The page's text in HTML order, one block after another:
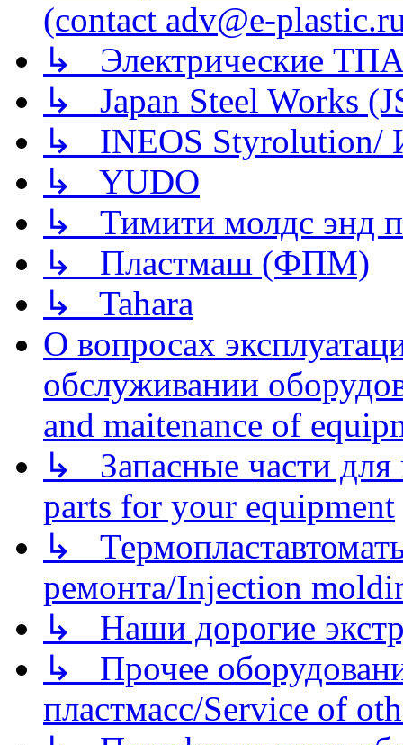
(contact adv@e-
↳ Электрические
↳ Japan Steel Works
↳ INEOS
↳ YUDO
↳ Тимити молдс энд
↳ Пластмаш (ФПМ)
↳ Tahara
О вопросах
обслуживании
and maitenance of
↳ Запасные части для
parts for your equipment
↳
ремонта/Injection
↳ Наши дорогие
↳ Прочее
пластмасс/Service of